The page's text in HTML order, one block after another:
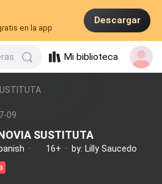
en la app
Descargar
Mi biblioteca
09
SUSTITUTA
· 16+ · by: Lilly Saucedo